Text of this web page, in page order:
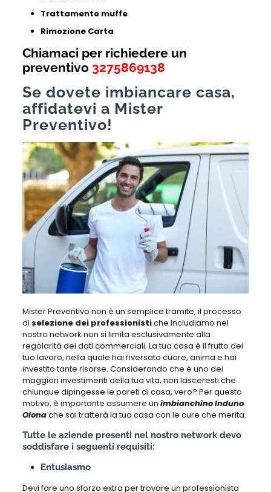
Trattamento muffe
Rimozione Carta
Chiamaci per richiedere un
preventivo 3275869138
Se dovete imbiancare casa,
affidatevi a Mister
Preventivo!
Mister Preventivo non è un semplice tramite, il processo
di selezione dei professionistiche includiamo nel
nostro network non si limita esclusivamente alla
regolarità dei dati commerciali. La tua casa è il frutto del
tuo lavoro, nella quale hai riversato cuore, anima e hai
investito tante risorse. Considerando che è uno dei
maggiori investimenti della tua vita, non lasceresti che
chiunque dipingesse le pareti di casa, vero? Per questo
motivo, è importante assumere un imbianchino Induno
Olonache sai tratterà la tua casa con le cure che merita.
Tutte le aziende presenti nel nostro network devo
soddisfare i seguenti requisiti:
Entusiasmo
Devi fare uno sforzo extra per trovare un professionista